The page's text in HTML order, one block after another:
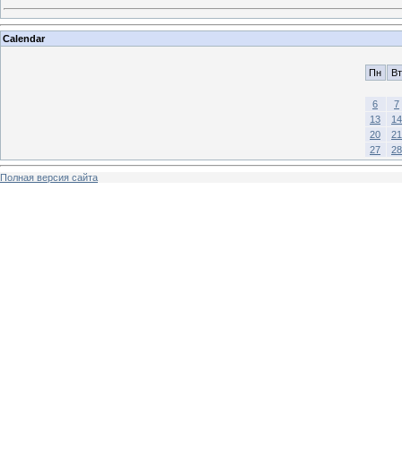
Calendar
Пн Вт
6
7
13
14
20
21
27
28
Полная версия сайта